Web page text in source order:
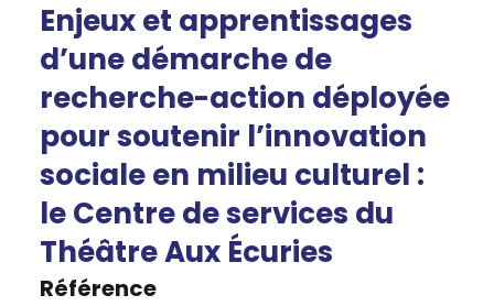
Enjeux et apprentissages
d’une démarche de
recherche-action déployée
pour soutenir l’innovation
sociale en milieu culturel :
le Centre de services du
Théâtre Aux Écuries
Référence